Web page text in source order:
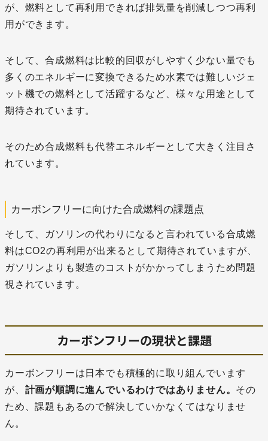
が、燃料として再利用できれば排気量を削減しつつ再利
用ができます。
そして、合成燃料は比較的回収がしやすく少ない量でも
多くのエネルギーに変換できるため水素では難しいジェ
ット機での燃料として活躍するなど、様々な用途として
期待されています。
そのため合成燃料も代替エネルギーとして大きく注目さ
れています。
カーボンフリーに向けた合成燃料の課題点
そして、ガソリンの代わりになると言われている合成燃
料はCO2の再利用が出来るとして期待されていますが、
ガソリンよりも製造のコストがかかってしまうため問題
視されています。
カーボンフリーの現状と課題
カーボンフリーは日本でも積極的に取り組んでいます
が、 計画が順調に進んでいるわけではありません。 その
ため、課題もあるので解決していかなくてはなりませ
ん。